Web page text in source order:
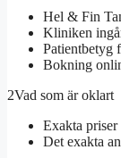
Hel & Fin
Kliniken
Patientbetyg
Bokning
2Vad som är oklart
Exakta
Det exakta